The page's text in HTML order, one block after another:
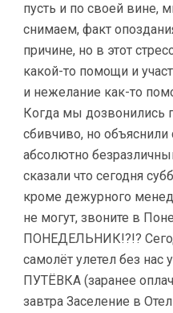
пусть и по своей вине,
снимаем, факт
причине, но в этот
какой-то помощи и
и нежелание как-то
Когда мы дозвонились
сбивчиво, но
абсолютно
сказали что сегодня
кроме дежурного
не могут, звоните в
ПОНЕДЕЛЬНИК!?!?
самолёт улетел без
ПУТЁВКА (заранее
завтра Заселение в